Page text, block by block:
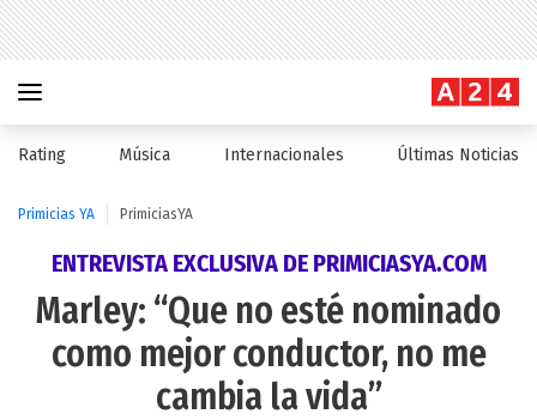
Rating Música Internacionales Últimas Noticias
Primicias YA PrimiciasYA
ENTREVISTA EXCLUSIVA DE PRIMICIASYA.COM
Marley: “Que no esté nominado
como mejor conductor, no me
cambia la vida”